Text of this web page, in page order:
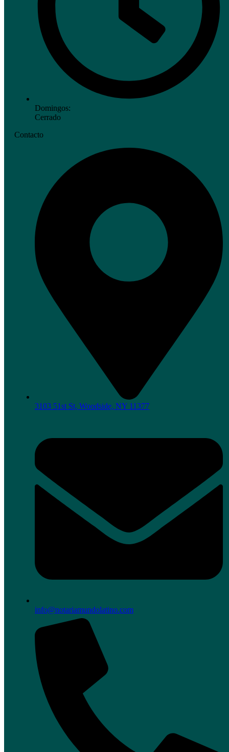
Domingos:
Cerrado
Contacto
3103 51st St, Woodside, NY 11377
info@notariamundolatino.com